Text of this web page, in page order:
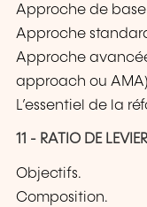
Approche de
Approche
Approche
approach ou
L’essentiel de la
11 - RATIO DE LEVIER
Objectifs.
Composition.